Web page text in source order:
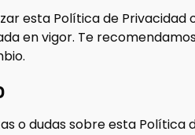
esta Política de
en vigor. Te
o dudas sobre esta